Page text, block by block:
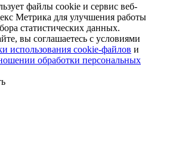
файлы cookie и сервис веб-
Метрика для улучшения работы
статистических данных.
вы соглашаетесь с условиями
использования cookie-файлов и
обработки персональных